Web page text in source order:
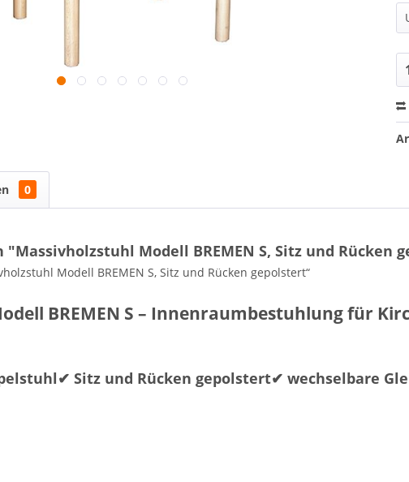
0
Modell BREMEN S, Sitz und Rücken
Modell BREMEN S, Sitz und Rücken gepolstert“
BREMEN S – Innenraumbestuhlung für
Sitz und Rücken gepolstert✔ wechselbare